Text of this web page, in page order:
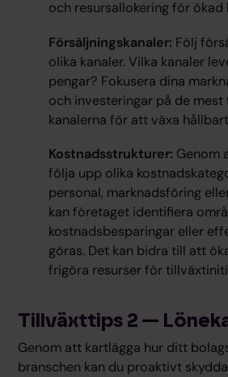
och resursallokering för ökad
Försäljningskanaler: Följ
olika kanaler. Vilka kanaler
pengar? Fokusera dina
och investeringar på de mest
kanalerna för att växa
Kostnadsstrukturer: Genom
följa upp olika
personal, marknadsföring
kan företaget identifiera
kostnadsbesparingar eller
göras. Det kan bidra till att
frigöra resurser för
Tillväxttips 2 —
Genom att kartlägga hur ditt
branschen kan du proaktivt